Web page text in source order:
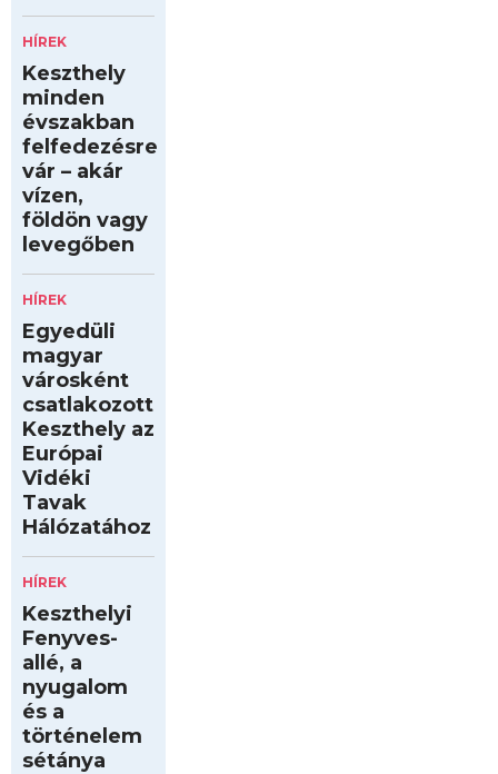
HÍREK
Keszthely
minden
évszakban
felfedezésre
vár – akár
vízen,
földön vagy
levegőben
HÍREK
Egyedüli
magyar
városként
csatlakozott
Keszthely az
Európai
Vidéki
Tavak
Hálózatához
HÍREK
Keszthelyi
Fenyves-
allé, a
nyugalom
és a
történelem
sétánya